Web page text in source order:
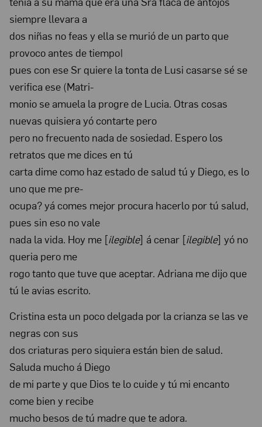
The
Frida
Kahlo
Papers,
1930-
1954
siempre llevara a
dos niñas no feas y ella se murió de un parto que
provoco antes de tiempo|
pues con ese Sr quiere la tonta de Lusi casarse sé se
verifica ese (Matri-
monio se amuela la progre de Lucia. Otras cosas
nuevas quisiera yó contarte pero
pero no frecuento nada de sosiedad. Espero los
retratos que me dices en tú
carta dime como haz estado de salud tú y Diego, es lo
uno que me pre-
ocupa? yá comes mejor procura hacerlo por tú salud,
pues sin eso no vale
nada la vida. Hoy me [ilegible] á cenar [ilegible] yó no
queria pero me
rogo tanto que tuve que aceptar. Adriana me dijo que
tú le avias escrito.
Cristina esta un poco delgada por la crianza se las ve
negras con sus
dos criaturas pero siquiera están bien de salud.
Saluda mucho á Diego
de mi parte y que Dios te lo cuide y tú mi encanto
come bien y recibe
mucho besos de tú madre que te adora.